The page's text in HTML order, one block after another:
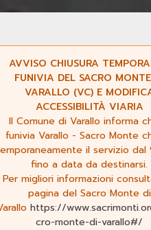
AVVISO CHIUSURA
FUNIVIA DEL SACRO
VARALLO (VC) E
ACCESSIBILITÀ VIARIA
Il Comune di Varallo informa
funivia Varallo - Sacro Monte
il servizio dal
fino a data da destinarsi.
Per migliori informazioni
pagina del Sacro Monte di
https://
cro-monte-di-varallo#/